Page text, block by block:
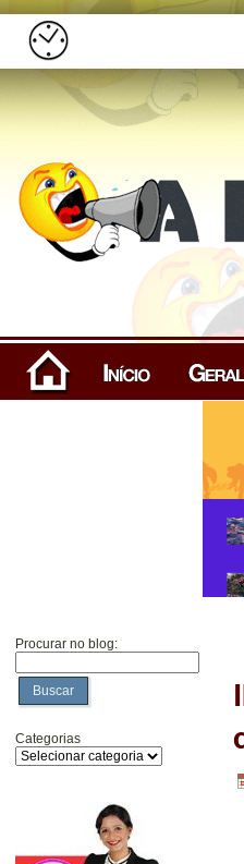
Procurar no blog:
Buscar
Categorias